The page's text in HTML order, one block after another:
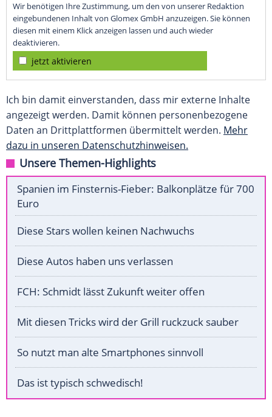
Wir benötigen Ihre Zustimmung, um den von unserer Redaktion
eingebundenen Inhalt von Glomex GmbH anzuzeigen. Sie können
diesen mit einem Klick anzeigen lassen und auch wieder
deaktivieren.
jetzt aktivieren
Ich bin damit einverstanden, dass mir externe Inhalte
angezeigt werden. Damit können personenbezogene
Daten an Drittplattformen übermittelt werden. Mehr
dazu in unseren Datenschutzhinweisen.
Unsere Themen-Highlights
Spanien im Finsternis-Fieber: Balkonplätze für 700
Euro
Diese Stars wollen keinen Nachwuchs
Diese Autos haben uns verlassen
FCH: Schmidt lässt Zukunft weiter offen
Mit diesen Tricks wird der Grill ruckzuck sauber
So nutzt man alte Smartphones sinnvoll
Das ist typisch schwedisch!